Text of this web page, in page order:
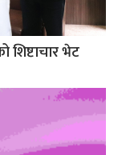
शिष्टाचार भेट